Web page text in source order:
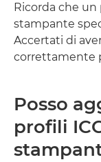
Ricorda che
stampante
Accertati di
correttamente
Posso
profili